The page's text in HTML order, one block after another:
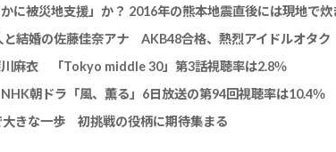
川麻衣 「Tokyo middle 30」第3話視聴率は2.8％
朝ドラ「風、薫る」6日放送の第94回視聴率は10.4％
大きな一歩 初挑戦の役柄に期待集まる